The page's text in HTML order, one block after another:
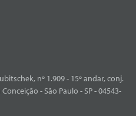
nº 1.909 - 15º andar, conj.
- São Paulo - SP - 04543-